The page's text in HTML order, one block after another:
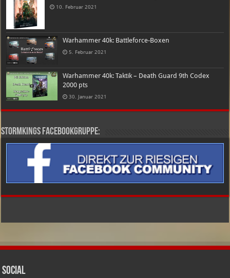
10. Februar 2021
Warhammer 40k: Battleforce-Boxen
5. Februar 2021
Warhammer 40k: Taktik – Death Guard 9th Codex
2000 pts
30. Januar 2021
Stormkings Facebookgruppe:
Social